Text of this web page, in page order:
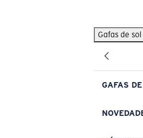
Gafas de sol
GAFAS
BÚSQUEDAS POPULARES
Pilothouse PRO Limited Edition Pack
Gafas de sol personalizadas
Los más vendidos de gafas de sol